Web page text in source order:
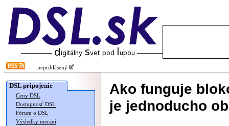
neprihlásený
DSL pripojenie
Ceny DSL
Dostupnosť DSL
Fórum o DSL
Výsledky meraní
Ako funguje
je jednoducho